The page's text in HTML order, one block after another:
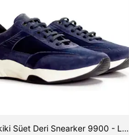
Erkek Hakiki Süet Deri Snearker 9900 - Lacivert